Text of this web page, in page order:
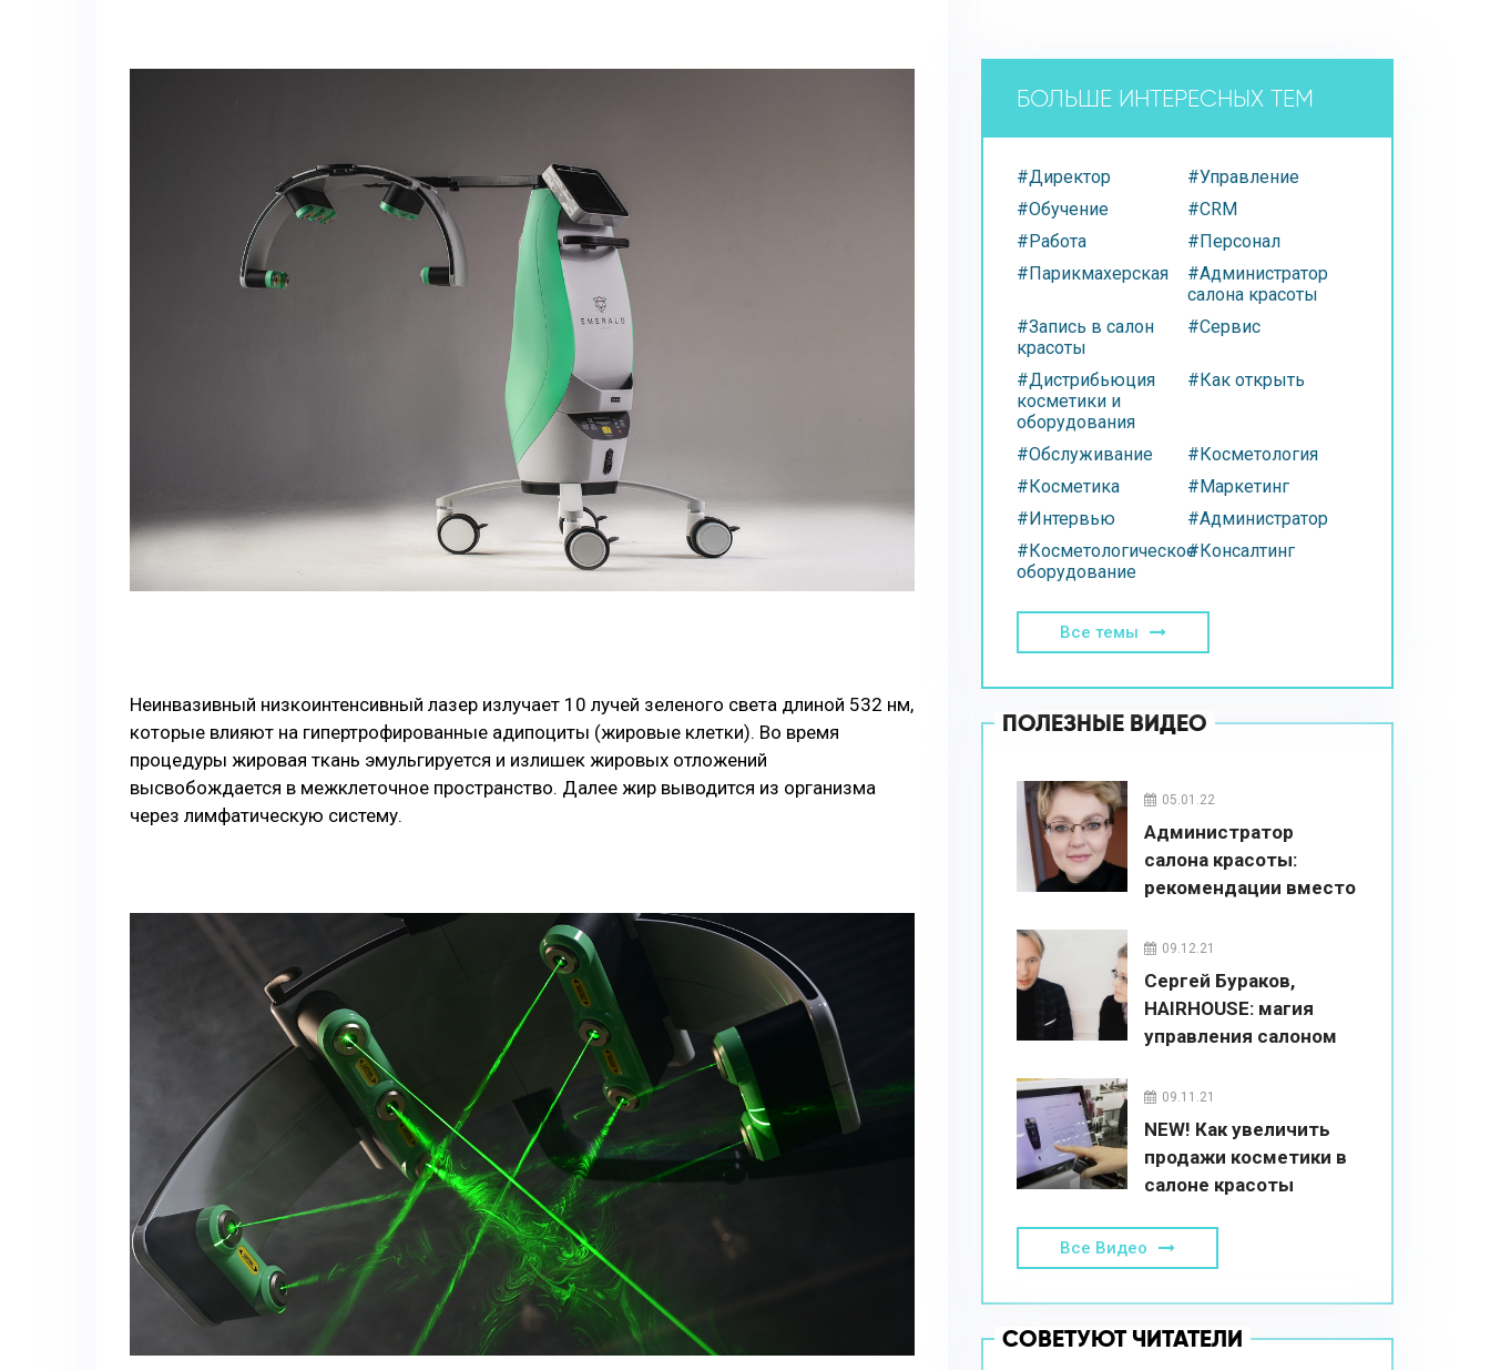
Неинвазивный низкоинтенсивный лазер излучает 10 лучей зеленого света длиной 532 нм,
которые влияют на гипертрофированные адипоциты (жировые клетки). Во время
процедуры жировая ткань эмульгируется и излишек жировых отложений
высвобождается в межклеточное пространство. Далее жир выводится из организма
через лимфатическую систему.
БОЛЬШЕ ИНТЕРЕСНЫХ ТЕМ
#Директор
#Управление
#Обучение
#CRM
#Работа
#Персонал
#Парикмахерская
#Администратор
салона красоты
#Запись в салон
красоты
#Сервис
#Дистрибьюция
косметики и
оборудования
#Как открыть
#Обслуживание
#Косметология
#Косметика
#Маркетинг
#Интервью
#Администратор
#Косметологическое
оборудование
#Консалтинг
Все темы
ПОЛЕЗНЫЕ ВИДЕО
05.01.22
Администратор
салона красоты:
рекомендации вместо
09.12.21
Сергей Бураков,
HAIRHOUSE: магия
управления салоном
09.11.21
NEW! Как увеличить
продажи косметики в
салоне красоты
Все Видео
СОВЕТУЮТ ЧИТАТЕЛИ